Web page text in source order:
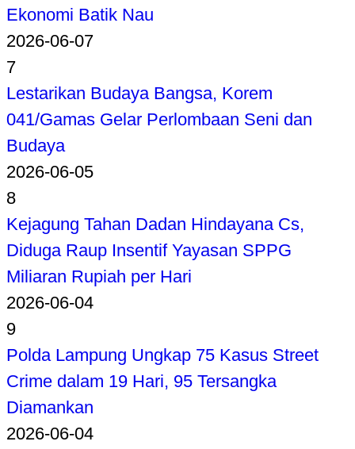
Ekonomi Batik Nau
2026-06-07
7
Lestarikan Budaya Bangsa, Korem
041/Gamas Gelar Perlombaan Seni dan
Budaya
2026-06-05
8
Kejagung Tahan Dadan Hindayana Cs,
Diduga Raup Insentif Yayasan SPPG
Miliaran Rupiah per Hari
2026-06-04
9
Polda Lampung Ungkap 75 Kasus Street
Crime dalam 19 Hari, 95 Tersangka
Diamankan
2026-06-04